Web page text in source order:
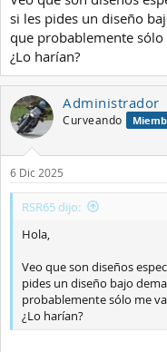
si les pides un diseño
que probablemente sólo
¿Lo harían?
Administrador
Curveando
6 Dic 2025
RSR65 dijo:
Hola,
Veo que son diseños
pides un diseño bajo
probablemente sólo me
¿Lo harían?